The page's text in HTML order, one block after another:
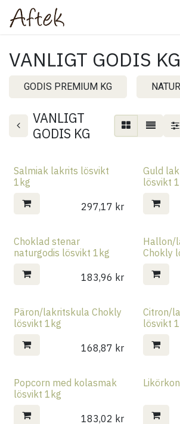
Hoppa till innehåll
VANLIGT GODIS KG
GODIS PREMIUM KG
VANLIGT
GODIS KG
Salmiak lakrits lösvikt
1kg
297,17 kr
Guld
lösvikt
Choklad stenar
naturgodis lösvikt 1kg
183,96 kr
Hallon/
Chokly
Päron/lakritskula Chokly
lösvikt 1kg
168,87 kr
Citron/
lösvikt
Popcorn med kolasmak
lösvikt 1kg
183,02 kr